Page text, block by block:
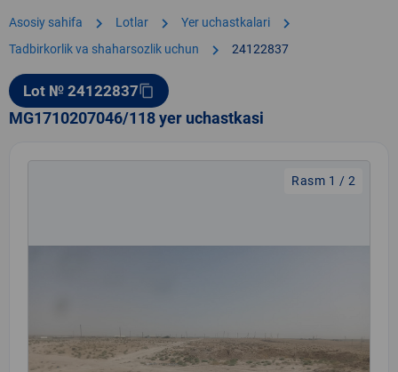
Asosiy sahifa chevron_right Lotlar chevron_right Yer uchastkalari chevron_right
Tadbirkorlik va shaharsozlik uchun chevron_right 24122837
Lot № 24122837content_copy
MG1710207046/118 yer uchastkasi
Rasm 1 / 2